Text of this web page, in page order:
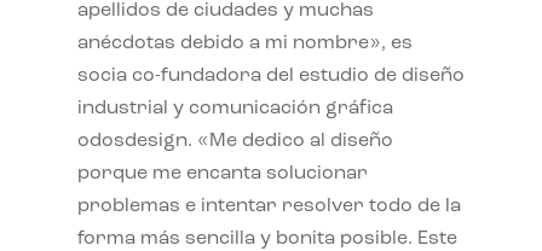
apellidos de ciudades y muchas
anécdotas debido a mi nombre», es
socia co-fundadora del estudio de diseño
industrial y comunicación gráfica
odosdesign. «Me dedico al diseño
porque me encanta solucionar
problemas e intentar resolver todo de la
forma más sencilla y bonita posible. Este